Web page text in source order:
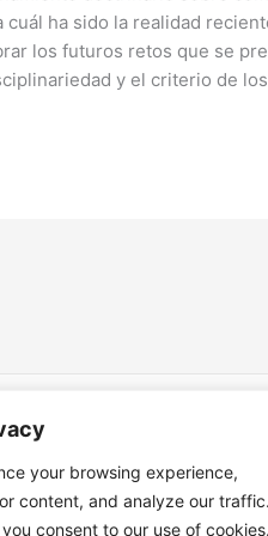
your browsing experience,
content, and analyze our traffic.
consent to our use of cookies.
cuál ha sido la realidad
los futuros retos que se
y el criterio de